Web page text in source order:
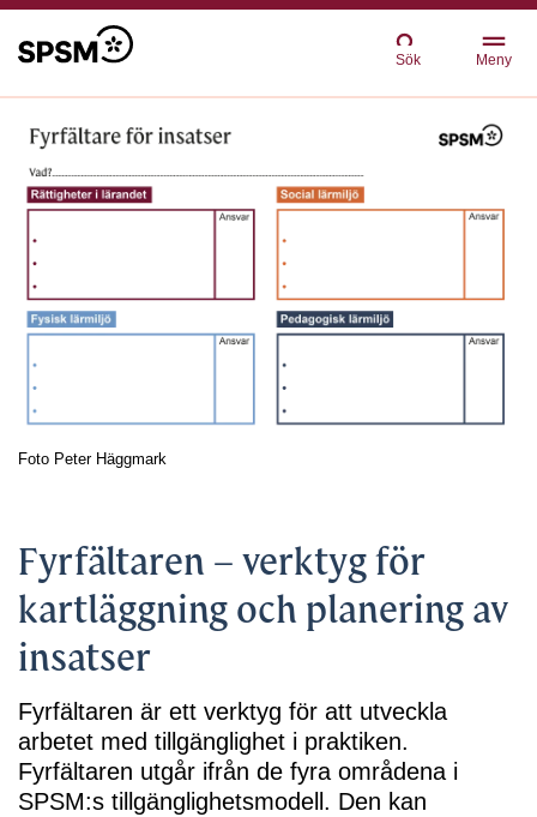
Sök Meny
Foto Peter Häggmark
Fyrfältaren – verktyg för
kartläggning och planering av
insatser
Fyrfältaren är ett verktyg för att utveckla
arbetet med tillgänglighet i praktiken.
Fyrfältaren utgår ifrån de fyra områdena i
SPSM:s tillgänglighetsmodell. Den kan